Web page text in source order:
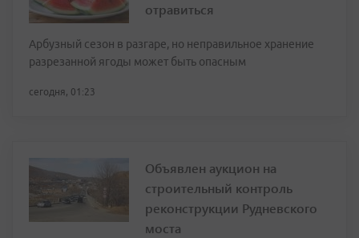
отравиться
Арбузный сезон в разгаре, но неправильное хранение
разрезанной ягоды может быть опасным
сегодня, 01:23
Объявлен аукцион на
строительный контроль
реконструкции Рудневского
моста